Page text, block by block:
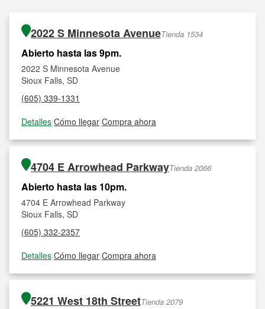
2022 S Minnesota AvenueTienda 1534
Abierto hasta las 9pm.
2022 S Minnesota Avenue
Sioux Falls, SD
(605) 339-1331
Detalles|Cómo llegar|Compra ahora
4704 E Arrowhead ParkwayTienda 2066
Abierto hasta las 10pm.
4704 E Arrowhead Parkway
Sioux Falls, SD
(605) 332-2357
Detalles|Cómo llegar|Compra ahora
5221 West 18th StreetTienda 2079